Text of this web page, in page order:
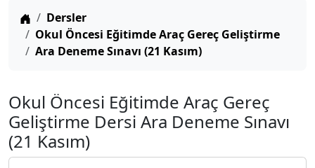
Anasayfa
Dersler
Okul Öncesi Eğitimde Araç Gereç Geliştirme
Ara Deneme Sınavı (21 Kasım)
Okul Öncesi Eğitimde Araç Gereç
Geliştirme Dersi Ara Deneme Sınavı
(21 Kasım)